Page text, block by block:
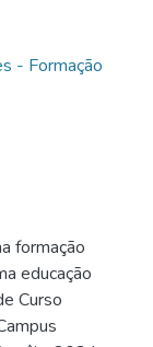
- Formação
formação
educação
Curso